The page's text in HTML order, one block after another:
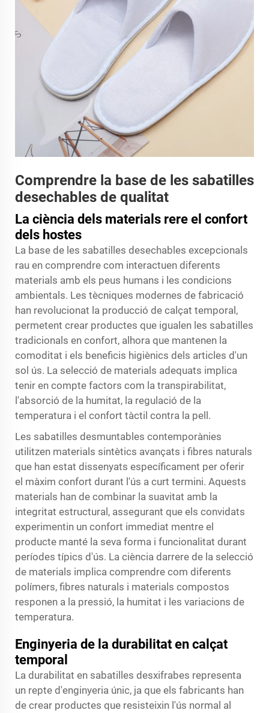
Comprendre la base de les sabatilles
desechables de qualitat
La ciència dels materials rere el confort
dels hostes
La base de les sabatilles desechables excepcionals
rau en comprendre com interactuen diferents
materials amb els peus humans i les condicions
ambientals. Les tècniques modernes de fabricació
han revolucionat la producció de calçat temporal,
permetent crear productes que igualen les sabatilles
tradicionals en confort, alhora que mantenen la
comoditat i els beneficis higiènics dels articles d'un
sol ús. La selecció de materials adequats implica
tenir en compte factors com la transpirabilitat,
l'absorció de la humitat, la regulació de la
temperatura i el confort tàctil contra la pell.
Les sabatilles desmuntables contemporànies
utilitzen materials sintètics avançats i fibres naturals
que han estat dissenyats específicament per oferir
el màxim confort durant l'ús a curt termini. Aquests
materials han de combinar la suavitat amb la
integritat estructural, assegurant que els convidats
experimentin un confort immediat mentre el
producte manté la seva forma i funcionalitat durant
períodes típics d'ús. La ciència darrere de la selecció
de materials implica comprendre com diferents
polímers, fibres naturals i materials compostos
responen a la pressió, la humitat i les variacions de
temperatura.
Enginyeria de la durabilitat en calçat
temporal
La durabilitat en sabatilles desxifrabes representa
un repte d'enginyeria únic, ja que els fabricants han
de crear productes que resisteixin l'ús normal al